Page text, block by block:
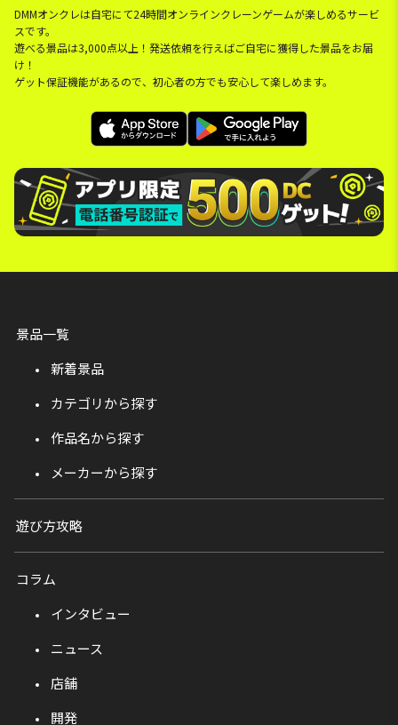
DMMオンクレは自宅にて24時間オンラインクレーンゲームが楽しめるサービ
スです。
遊べる景品は3,000点以上！発送依頼を行えばご自宅に獲得した景品をお届
け！
ゲット保証機能があるので、初心者の方でも安心して楽しめます。
景品一覧
新着景品
カテゴリから探す
作品名から探す
メーカーから探す
遊び方攻略
コラム
インタビュー
ニュース
店舗
開発